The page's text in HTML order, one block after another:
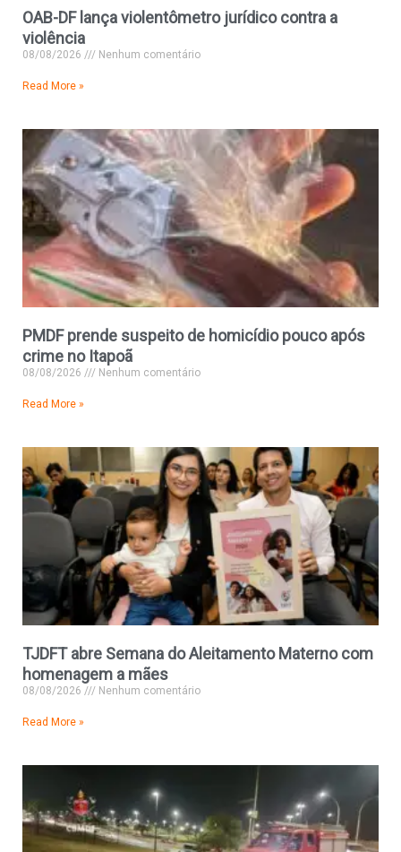
OAB-DF lança violentômetro jurídico contra a
violência
08/08/2026 Nenhum comentário
Read More »
PMDF prende suspeito de homicídio pouco após
crime no Itapoã
08/08/2026 Nenhum comentário
Read More »
TJDFT abre Semana do Aleitamento Materno com
homenagem a mães
08/08/2026 Nenhum comentário
Read More »